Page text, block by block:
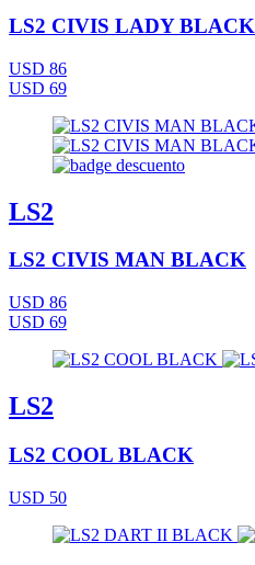
LS2 CIVIS LADY BLACK
USD 86
USD 69
LS2
LS2 CIVIS MAN BLACK
USD 86
USD 69
LS2
LS2 COOL BLACK
USD 50